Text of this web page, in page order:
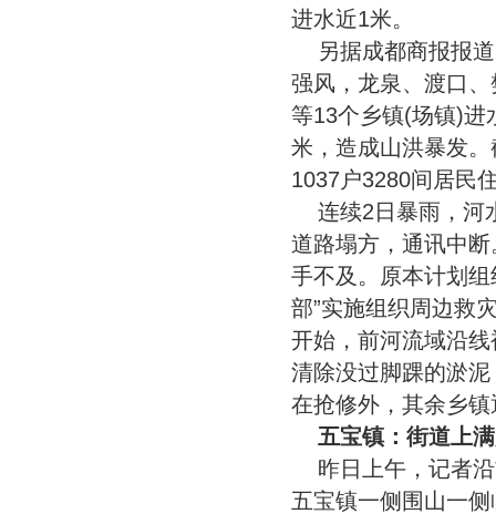
进水近1米。
另据成都商报报
强风，龙泉、渡口
等13个乡镇(场镇)进
米，造成山洪暴发
1037户3280间居民
连续2日暴雨，河
道路塌方，通讯中
手不及。原本计划
部”实施组织周边救
开始，前河流域沿
清除没过脚踝的淤
在抢修外，其余乡
五宝镇：街道上
昨日上午，记者
五宝镇一侧围山一